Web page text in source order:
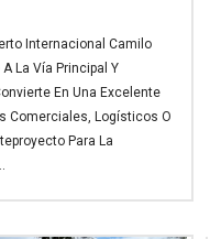
Internacional Camilo
La Vía Principal Y
En Una Excelente
Comerciales, Logísticos O
Para La